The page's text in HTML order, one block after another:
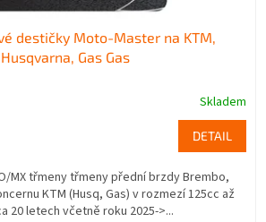
destičky Moto-Master na KTM,
Husqvarna, Gas Gas
Skladem
DETAIL
MX třmeny třmeny přední brzdy Brembo,
KTM (Husq, Gas) v rozmezí 125cc až
20 letech včetně roku 2025->...